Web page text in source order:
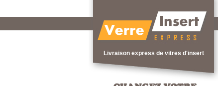
Livraison express de vitres d'insert